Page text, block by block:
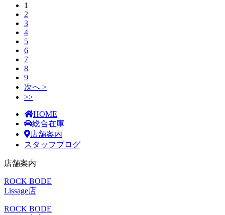
1
2
3
4
5
6
7
8
9
次へ >
>>
HOME
総合在庫
店舗案内
スタッフブログ
店舗案内
ROCK BODE
Lissage店
ROCK BODE